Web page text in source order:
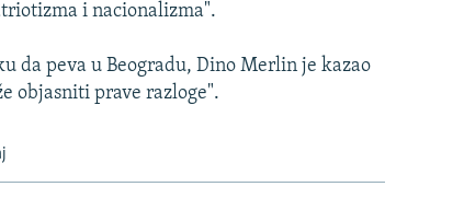
i nacionalizma".
da peva u Beogradu, Dino Merlin je kazao
objasniti prave razloge".